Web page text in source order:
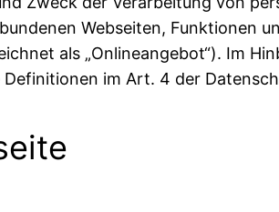
Webseiten, Funktionen
als „Onlineangebot“). Im
im Art. 4 der